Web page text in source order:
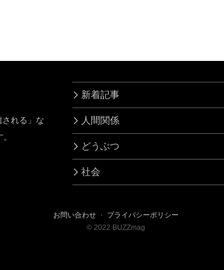
れる」な
新着記事
人間関係
どうぶつ
社会
お問い合わせ ・ プライバシーポリシー
© 2022 BUZZmag